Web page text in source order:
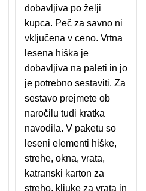
dobavljiva po želji
kupca. Peč za savno ni
vključena v ceno. Vrtna
lesena hiška je
dobavljiva na paleti in jo
je potrebno sestaviti. Za
sestavo prejmete ob
naročilu tudi kratka
navodila. V paketu so
leseni elementi hiške,
strehe, okna, vrata,
katranski karton za
streho, kljuke za vrata in